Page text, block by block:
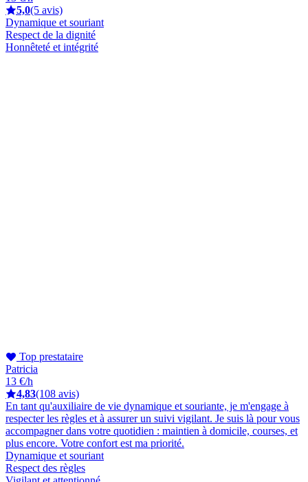
5,0(5 avis)
Dynamique et souriant
Respect de la dignité
Honnêteté et intégrité
Top prestataire
Patricia
13 €/h
4,83(108 avis)
En tant qu'auxiliaire de vie dynamique et souriante, je m'engage à
respecter les règles et à assurer un suivi vigilant. Je suis là pour vous
accompagner dans votre quotidien : maintien à domicile, courses, et
plus encore. Votre confort est ma priorité.
Dynamique et souriant
Respect des règles